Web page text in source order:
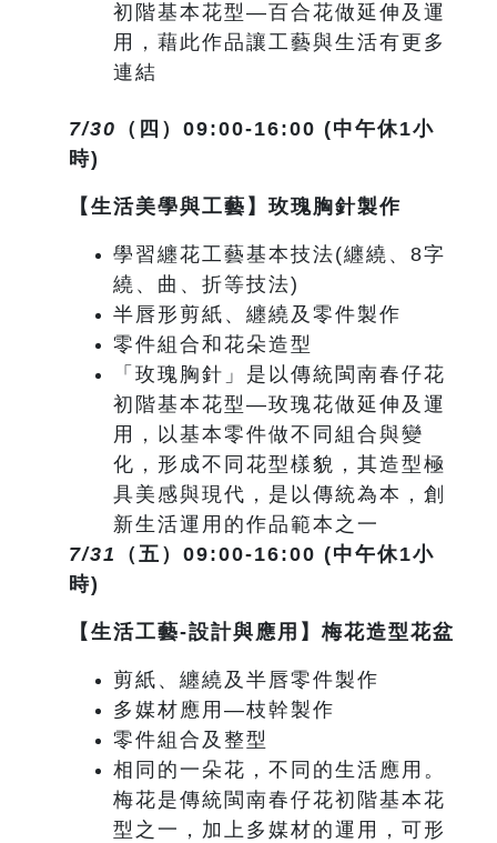
初階基本花型—百合花做延伸及運
用，藉此作品讓工藝與生活有更多
連結
7/30 （四）09:00-16:00 (中午休1小
時)
【生活美學與工藝】玫瑰胸針製作
學習纏花工藝基本技法(纏繞、8字
繞、曲、折等技法)
半唇形剪紙、纏繞及零件製作
零件組合和花朵造型
「玫瑰胸針」是以傳統閩南春仔花
初階基本花型—玫瑰花做延伸及運
用，以基本零件做不同組合與變
化，形成不同花型樣貌，其造型極
具美感與現代，是以傳統為本，創
新生活運用的作品範本之一
7/31
（五）09:00-16:00 (中午休1小
時)
【生活工藝-設計與應用】梅花造型花盆
剪紙、纏繞及半唇零件製作
多媒材應用—枝幹製作
零件組合及整型
相同的一朵花，不同的生活應用。
梅花是傳統閩南春仔花初階基本花
型之一，加上多媒材的運用，可形